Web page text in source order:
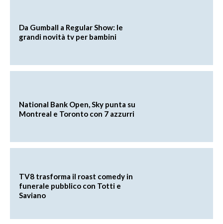
Da Gumball a Regular Show: le
grandi novità tv per bambini
National Bank Open, Sky punta su
Montreal e Toronto con 7 azzurri
TV8 trasforma il roast comedy in
funerale pubblico con Totti e
Saviano